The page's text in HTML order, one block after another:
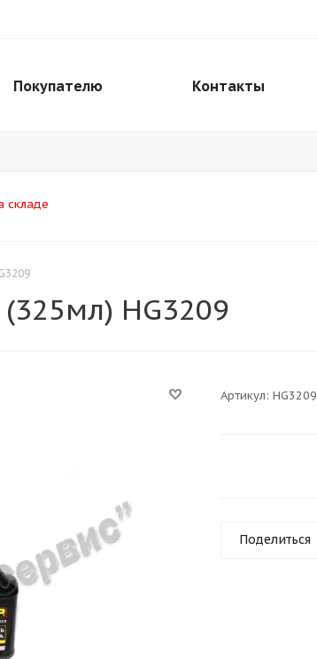
Покупателю Контакты
складе
HG3209
Артикул: HG3209
Поделиться